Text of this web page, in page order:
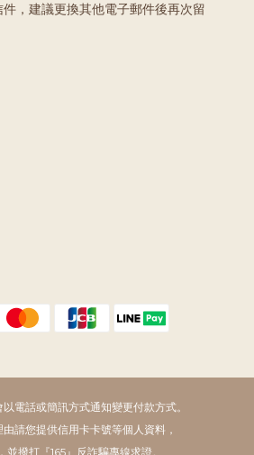
，建議更換其他電子郵件後再次留
電話或簡訊方式通知變更付款方式。
請您提供信用卡卡號等個人資料，
並撥打『165』反詐騙專線求證。